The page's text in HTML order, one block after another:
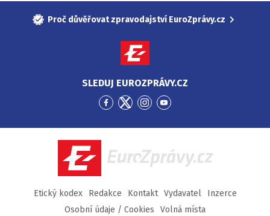
Proč důvěřovat zpravodajství EuroZprávy.cz
SLEDUJ EUROZPRÁVY.CZ
Přejít
Facebook
Přejít
Twitter
Přejít
Instagram
Přejít
YouTube
EuroZprávy.cz
Etický kodex Redakce Kontakt Vydavatel
Inzerce
Osobní údaje / Cookies
Volná místa